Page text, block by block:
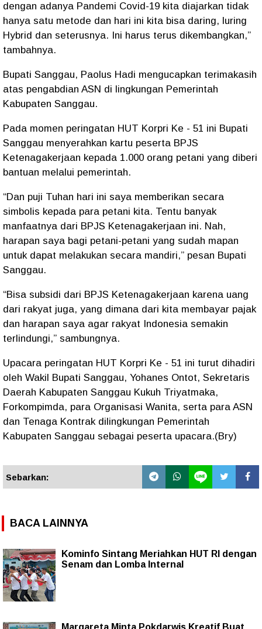
dengan adanya Pandemi Covid-19 kita diajarkan tidak
hanya satu metode dan hari ini kita bisa daring, luring
Hybrid dan seterusnya. Ini harus terus dikembangkan,”
tambahnya.
Bupati Sanggau, Paolus Hadi mengucapkan terimakasih
atas pengabdian ASN di lingkungan Pemerintah
Kabupaten Sanggau.
Pada momen peringatan HUT Korpri Ke - 51 ini Bupati
Sanggau menyerahkan kartu peserta BPJS
Ketenagakerjaan kepada 1.000 orang petani yang diberi
bantuan melalui pemerintah.
“Dan puji Tuhan hari ini saya memberikan secara
simbolis kepada para petani kita. Tentu banyak
manfaatnya dari BPJS Ketenagakerjaan ini. Nah,
harapan saya bagi petani-petani yang sudah mapan
untuk dapat melakukan secara mandiri,” pesan Bupati
Sanggau.
“Bisa subsidi dari BPJS Ketenagakerjaan karena uang
dari rakyat juga, yang dimana dari kita membayar pajak
dan harapan saya agar rakyat Indonesia semakin
terlindungi,” sambungnya.
Upacara peringatan HUT Korpri Ke - 51 ini turut dihadiri
oleh Wakil Bupati Sanggau, Yohanes Ontot, Sekretaris
Daerah Kabupaten Sanggau Kukuh Triyatmaka,
Forkompimda, para Organisasi Wanita, serta para ASN
dan Tenaga Kontrak dilingkungan Pemerintah
Kabupaten Sanggau sebagai peserta upacara.(Bry)
Sebarkan:
BACA LAINNYA
Kominfo Sintang Meriahkan HUT RI dengan
Senam dan Lomba Internal
Margareta Minta Pokdarwis Kreatif Buat